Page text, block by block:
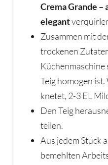
Crema Grande –
elegant
Zusammen mit
trockenen
Küchenmaschine
Teig homogen
knetet, 2-3 EL
Den Teig
teilen.
Aus jedem Stück
bemehlten